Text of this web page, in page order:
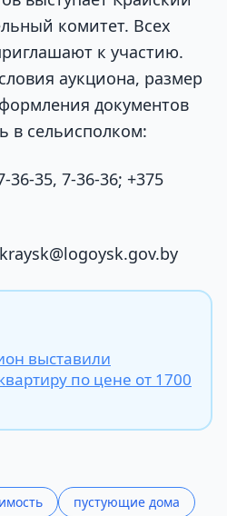
комитет. Всех
к участию.
аукциона, размер
документов
в сельисполком:
36-35, 7-36-36; +375
выставили
по цене от 1700
пустующие дома